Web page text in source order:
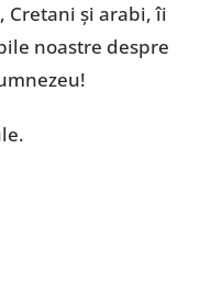
Cretani și arabi, îi
noastre despre